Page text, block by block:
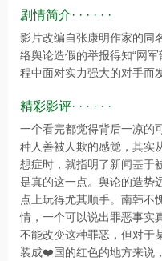
剧情简介· · · · · ·
影片改编自张康明作家的同
络舆论造假的举报得知“网
程中面对实力强大的对手而
精彩影评· · · · · ·
一个看完都觉得背后一凉的
种人善被人欺的感觉，其实
想症时，就指明了新闻基于
是真的这一点。舆论的造势
点上玩得尤其顺手。南韩不
情，一个可以说出罪恶事实
不能改变这种罪恶，但对于
装成❤️国的红色的地方来说